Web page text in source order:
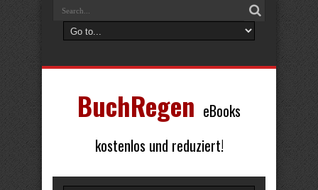
BuchRegen eBooks
kostenlos und reduziert!